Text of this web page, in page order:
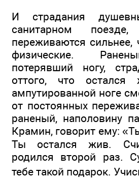
И страдания
санитарном поезде,
переживаются сильнее,
физические.
потерявший ногу,
оттого, что
ампутированной ноге
от постоянных
раненый, наполовину
Крамин, говорит ему:
Ты остался жив.
родился второй раз.
тебе такой подарок.